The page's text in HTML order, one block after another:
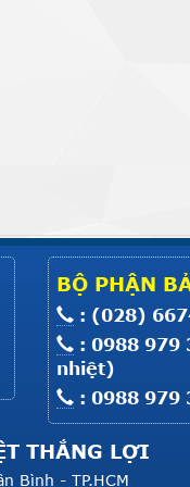
BỘ PHẬN
: (028)
: 0988 979
nhiệt)
: 0988 979
THẮNG LỢI
Bình - TP.HCM